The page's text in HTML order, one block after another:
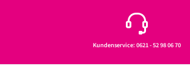
Kundenservice: 0621 - 52 98 06 70